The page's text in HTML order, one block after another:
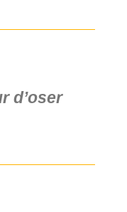
d’oser